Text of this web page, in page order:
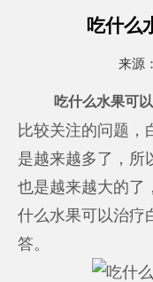
吃什么
来源：
吃什么水果可
比较关注的问题，
是越来越多了，所
也是越来越大的了
什么水果可以治疗
答。